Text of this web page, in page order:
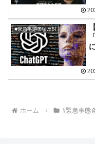
#緊急事態条項反対
ホーム #緊急事態